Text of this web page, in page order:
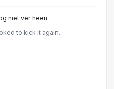
niet ver heen.
to kick it again.